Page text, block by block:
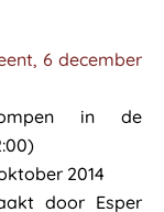
6 december
in de
2014
door Esper